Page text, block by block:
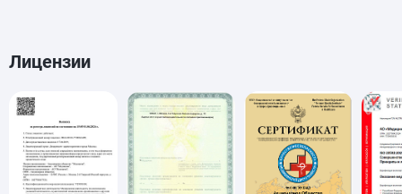
Лицензии